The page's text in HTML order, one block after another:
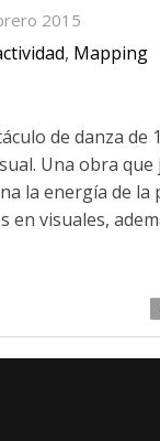
2015
, Mapping
de danza de
Una obra que
la energía de la
en visuales,